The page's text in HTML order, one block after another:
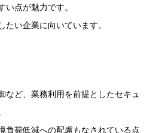
い点が魅力です。
い企業に向いています。
など、業務利用を前提としたセキュ
負荷低減への配慮もなされている点